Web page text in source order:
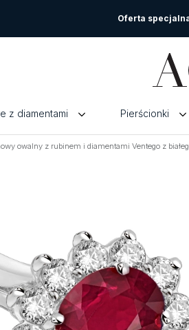
Oferta
z diamentami Pierścionki
owalny z rubinem i diamentami Ventego z